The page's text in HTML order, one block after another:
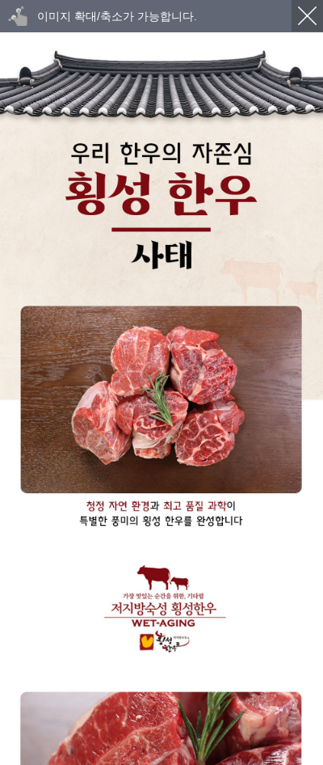
이미지 확대/축소가 가능합니다.